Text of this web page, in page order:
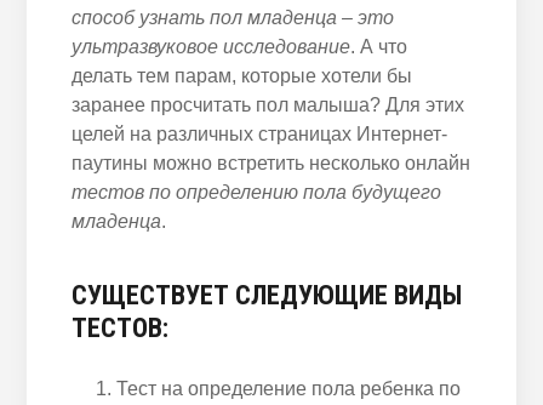
способ узнать пол младенца – это
ультразвуковое исследование. А что
делать тем парам, которые хотели бы
заранее просчитать пол малыша? Для этих
целей на различных страницах Интернет-
паутины можно встретить несколько онлайн
тестов по определению пола будущего
младенца.
СУЩЕСТВУЕТ СЛЕДУЮЩИЕ ВИДЫ
ТЕСТОВ:
Тест на определение пола ребенка по